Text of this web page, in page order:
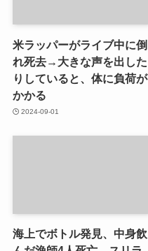
米ラッパーがライブ中に倒
れ死去→大きな声を出した
りしていると、体に負荷が
かかる
2024-09-01
海上でボトル発見、中身飲